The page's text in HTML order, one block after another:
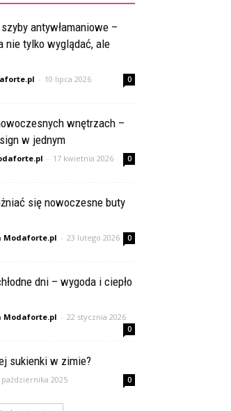
antywłamaniowe –
nie tylko wyglądać, ale
- 10 lipca 2026 0
wnętrzach –
w jednym
- 17 kwietnia 2026 0
się nowoczesne buty
Modaforte.pl - 23 lutego 2026 0
dni – wygoda i ciepło
Modaforte.pl - 22 stycznia 2026
0
sukienki w zimie?
października 2025 0